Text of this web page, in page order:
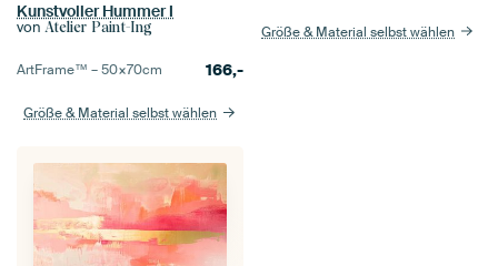
Kunstvoller Hummer I
von Atelier Paint-Ing
ArtFrame™ –50×70cm 166,-
Größe & Material selbst wählen
Größe & Material selbst wählen